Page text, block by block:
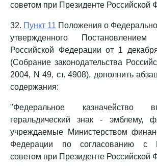
советом при Президенте Российской
32. Пункт 11 Положения о
утвержденного Постановлением
Российской Федерации от 1
(Собрание законодательства
2004, N 49, ст. 4908), дополнить
содержания:
"Федеральное казначейство
геральдический знак - эмблему,
учреждаемые Министерством
Федерации по согласованию с
советом при Президенте Российской